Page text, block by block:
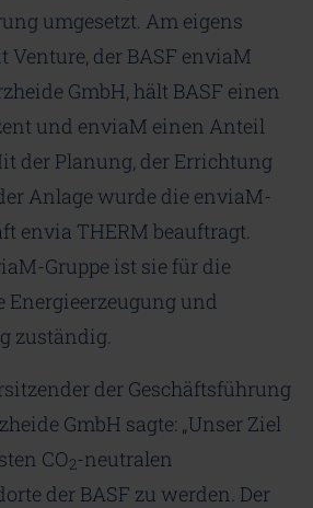
umgesetzt. Am eigens
Venture, der BASF enviaM
GmbH, hält BASF einen
und enviaM einen Anteil
der Planung, der Errichtung
Anlage wurde die enviaM-
envia THERM beauftragt.
Gruppe ist sie für die
Energieerzeugung und
zuständig.
der Geschäftsführung
GmbH sagte: „Unser Ziel
CO2-neutralen
der BASF zu werden. Der